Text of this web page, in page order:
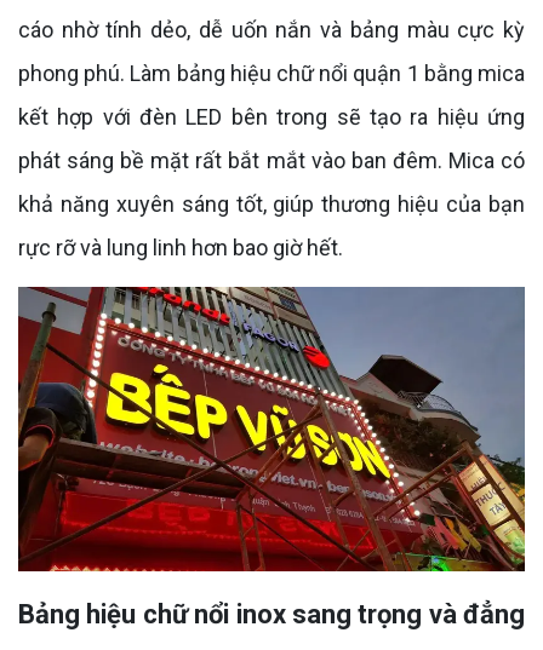
cáo nhờ tính dẻo, dễ uốn nắn và bảng màu cực kỳ
phong phú. Làm bảng hiệu chữ nổi quận 1 bằng mica
kết hợp với đèn LED bên trong sẽ tạo ra hiệu ứng
phát sáng bề mặt rất bắt mắt vào ban đêm. Mica có
khả năng xuyên sáng tốt, giúp thương hiệu của bạn
rực rỡ và lung linh hơn bao giờ hết.
Bảng hiệu chữ nổi inox sang trọng và đẳng